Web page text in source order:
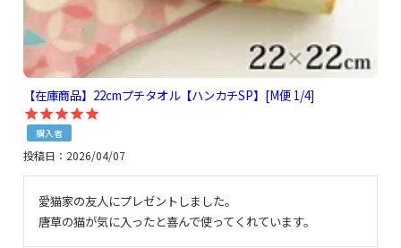
【在庫商品】22cmプチタオル【ハンカチSP】[M便 1/4]
購入者
投稿日 2026/04/07
愛猫家の友人にプレゼントしました。
唐草の猫が気に入ったと喜んで使ってくれています。